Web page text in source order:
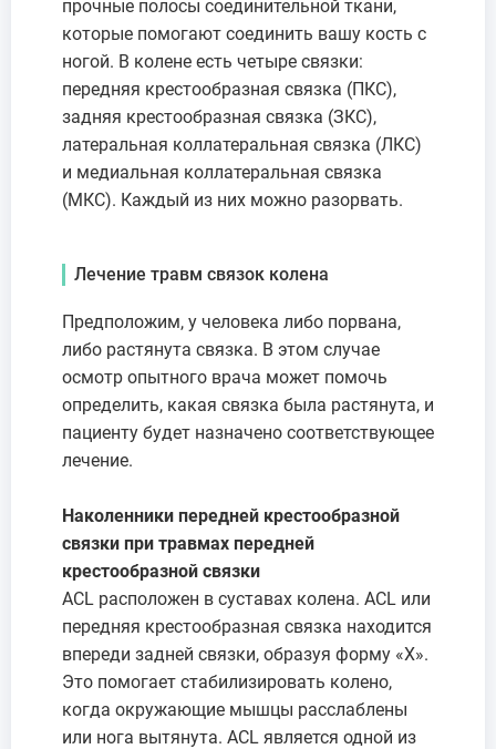
прочные полосы соединительной ткани,
которые помогают соединить вашу кость с
ногой. В колене есть четыре связки:
передняя крестообразная связка (ПКС),
задняя крестообразная связка (ЗКС),
латеральная коллатеральная связка (ЛКС)
и медиальная коллатеральная связка
(МКС). Каждый из них можно разорвать.
Лечение травм связок колена
Предположим, у человека либо порвана,
либо растянута связка. В этом случае
осмотр опытного врача может помочь
определить, какая связка была растянута, и
пациенту будет назначено соответствующее
лечение.
Наколенники передней крестообразной
связки при травмах передней
крестообразной связки
ACL расположен в суставах колена. ACL или
передняя крестообразная связка находится
впереди задней связки, образуя форму «X».
Это помогает стабилизировать колено,
когда окружающие мышцы расслаблены
или нога вытянута. ACL является одной из